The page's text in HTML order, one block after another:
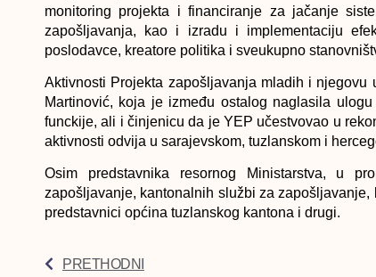
monitoring projekta i financiranje za jačanje
zapošljavanja, kao i izradu i implementaciju
poslodavce, kreatore politika i sveukupno
Aktivnosti Projekta zapošljavanja mladih i
Martinović, koja je između ostalog naglasila
funckije, ali i činjenicu da je YEP učestvovao u
aktivnosti odvija u sarajevskom, tuzlanskom i
Osim predstavnika resornog Ministarstva, u
zapošljavanje, kantonalnih službi za
predstavnici općina tuzlanskog kantona i drugi.
PRETHODNI